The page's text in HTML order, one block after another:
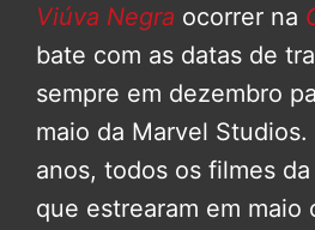
Viúva Negra ocorrer na
bate com as datas de
sempre em dezembro
maio da Marvel
anos, todos os filmes
que estrearam em maio